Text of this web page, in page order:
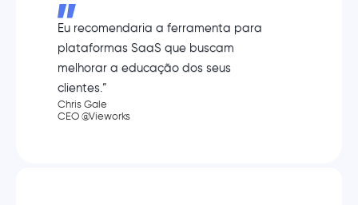
Eu recomendaria a ferramenta para
plataformas SaaS que buscam
melhorar a educação dos seus
clientes.”
Chris Gale
CEO @Vieworks